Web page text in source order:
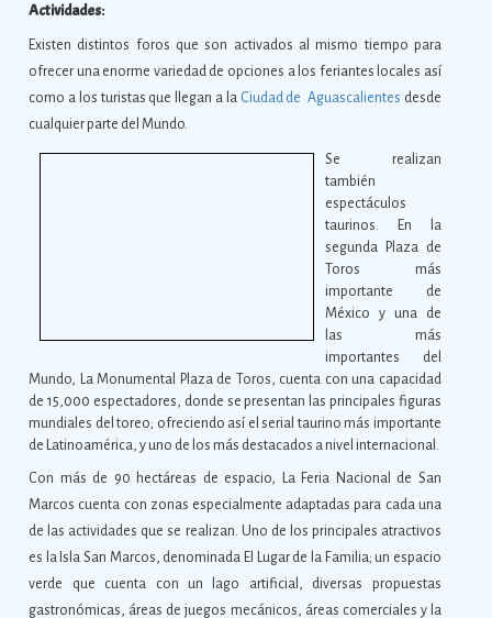
Actividades:
Existen distintos foros que son activados al mismo tiempo para
ofrecer una enorme variedad de opciones a los feriantes locales así
como a los turistas que llegan a la Ciudad de Aguascalientes desde
cualquier parte del Mundo.
Se realizan
también
espectáculos
taurinos. En la
segunda Plaza de
Toros más
importante de
México y una de
las más
importantes del
Mundo, La Monumental Plaza de Toros, cuenta con una capacidad
de 15,000 espectadores, donde se presentan las principales figuras
mundiales del toreo; ofreciendo así el serial taurino más importante
de Latinoamérica, y uno de los más destacados a nivel internacional.
Con más de 90 hectáreas de espacio, La Feria Nacional de San
Marcos cuenta con zonas especialmente adaptadas para cada una
de las actividades que se realizan. Uno de los principales atractivos
es la Isla San Marcos, denominada El Lugar de la Familia; un espacio
verde que cuenta con un lago artificial, diversas propuestas
gastronómicas, áreas de juegos mecánicos, áreas comerciales y la